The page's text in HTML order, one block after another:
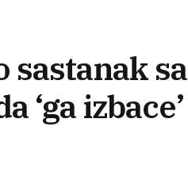
sastanak
‘ga izbace’